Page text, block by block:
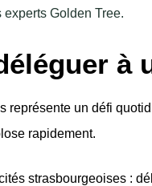
Golden Tree.
à
un défi
rapidement.
strasbourgeoises :